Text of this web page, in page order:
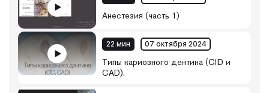
Анестезия (часть 1)
22 мин 07 октября 2024
Типы кариозного дентина (CID и
CAD).